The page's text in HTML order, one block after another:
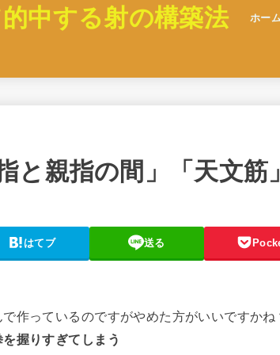
中する射の構築法 ホー
と親指の間」「天文筋
はてブ 送る
作っているのですがやめた方がいいですかね
握りすぎてしまう